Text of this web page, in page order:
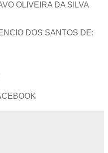
OLIVEIRA DA SILVA
DOS SANTOS DE: